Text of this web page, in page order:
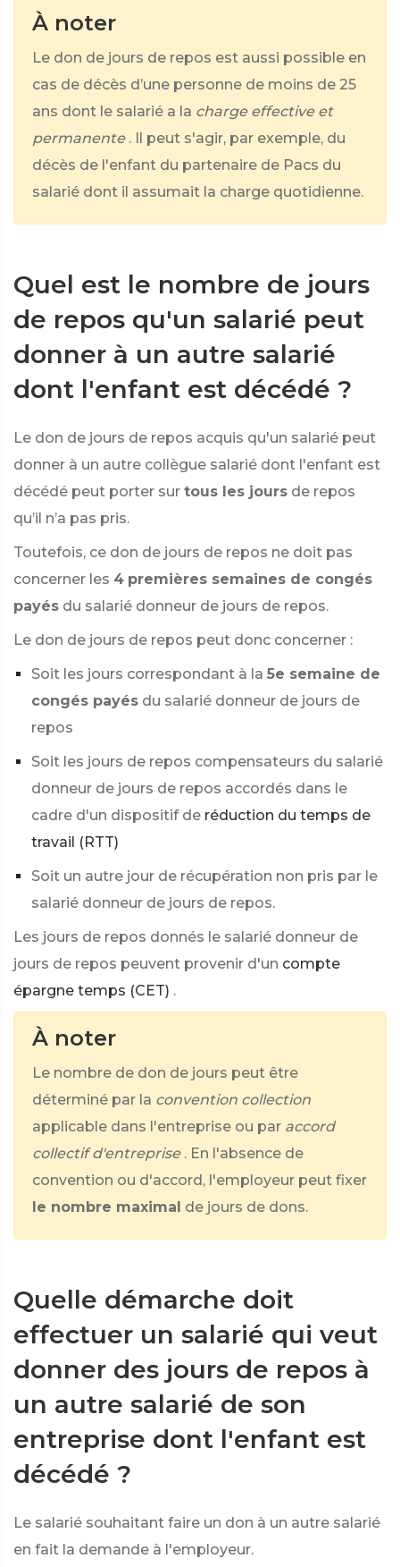
À noter
Le don de jours de repos est aussi possible en
cas de décès d’une personne de moins de 25
ans dont le salarié a la charge effective et
permanente . Il peut s'agir, par exemple, du
décès de l'enfant du partenaire de Pacs du
salarié dont il assumait la charge quotidienne.
Quel est le nombre de jours
de repos qu'un salarié peut
donner à un autre salarié
dont l'enfant est décédé ?
Le don de jours de repos acquis qu'un salarié peut
donner à un autre collègue salarié dont l'enfant est
décédé peut porter sur tous les jours de repos
qu’il n’a pas pris.
Toutefois, ce don de jours de repos ne doit pas
concerner les 4 premières semaines de congés
payés du salarié donneur de jours de repos.
Le don de jours de repos peut donc concerner :
Soit les jours correspondant à la 5e semaine de
congés payés du salarié donneur de jours de
repos
Soit les jours de repos compensateurs du salarié
donneur de jours de repos accordés dans le
cadre d'un dispositif de réduction du temps de
travail (RTT)
Soit un autre jour de récupération non pris par le
salarié donneur de jours de repos.
Les jours de repos donnés le salarié donneur de
jours de repos peuvent provenir d'un compte
épargne temps (CET) .
À noter
Le nombre de don de jours peut être
déterminé par la convention collection
applicable dans l'entreprise ou par accord
collectif d'entreprise . En l'absence de
convention ou d'accord, l'employeur peut fixer
le nombre maximal de jours de dons.
Quelle démarche doit
effectuer un salarié qui veut
donner des jours de repos à
un autre salarié de son
entreprise dont l'enfant est
décédé ?
Le salarié souhaitant faire un don à un autre salarié
en fait la demande à l'employeur.